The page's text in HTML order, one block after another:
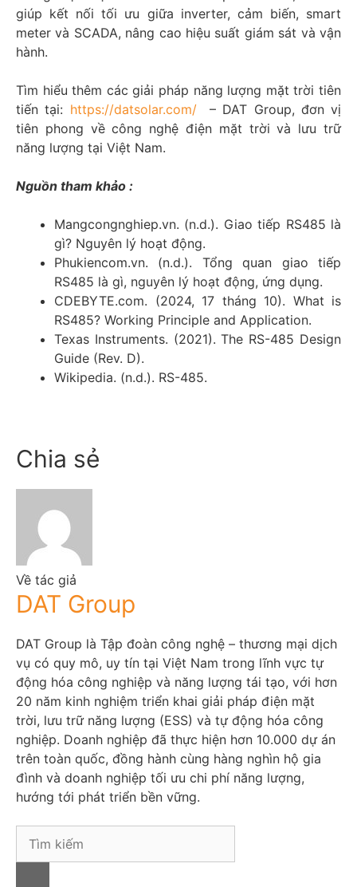
giúp kết nối tối ưu giữa inverter, cảm biến, smart
meter và SCADA, nâng cao hiệu suất giám sát và vận
hành.
Tìm hiểu thêm các giải pháp năng lượng mặt trời tiên
tiến tại: https://datsolar.com/– DAT Group, đơn vị
tiên phong về công nghệ điện mặt trời và lưu trữ
năng lượng tại Việt Nam.
Nguồn tham khảo :
Mangcongnghiep.vn. (n.d.). Giao tiếp RS485 là
gì? Nguyên lý hoạt động.
Phukiencom.vn. (n.d.). Tổng quan giao tiếp
RS485 là gì, nguyên lý hoạt động, ứng dụng.
CDEBYTE.com. (2024, 17 tháng 10). What is
RS485? Working Principle and Application.
Texas Instruments. (2021). The RS-485 Design
Guide (Rev. D).
Wikipedia. (n.d.). RS-485.
Chia sẻ
Về tác giả
DAT Group
DAT Group là Tập đoàn công nghệ – thương mại dịch
vụ có quy mô, uy tín tại Việt Nam trong lĩnh vực tự
động hóa công nghiệp và năng lượng tái tạo, với hơn
20 năm kinh nghiệm triển khai giải pháp điện mặt
trời, lưu trữ năng lượng (ESS) và tự động hóa công
nghiệp. Doanh nghiệp đã thực hiện hơn 10.000 dự án
trên toàn quốc, đồng hành cùng hàng nghìn hộ gia
đình và doanh nghiệp tối ưu chi phí năng lượng,
hướng tới phát triển bền vững.